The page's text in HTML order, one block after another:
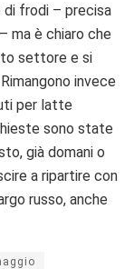
di frodi – precisa
ma è chiaro che
settore e si
invece
per latte
sono state
già domani o
a ripartire con
russo, anche